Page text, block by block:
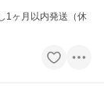
1ヶ月以内発送（休